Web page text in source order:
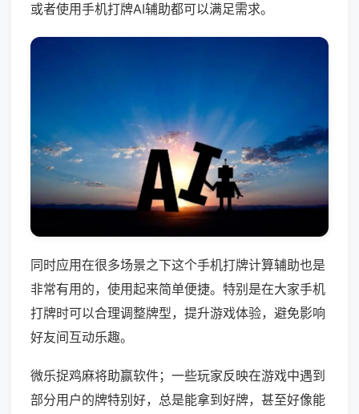
或者使用手机打牌AI辅助都可以满足需求。
同时应用在很多场景之下这个手机打牌计算辅助也是
非常有用的，使用起来简单便捷。特别是在大家手机
打牌时可以合理调整牌型，提升游戏体验，避免影响
好友间互动乐趣。
微乐捉鸡麻将助赢软件；一些玩家反映在游戏中遇到
部分用户的牌特别好，总是能拿到好牌，甚至好像能